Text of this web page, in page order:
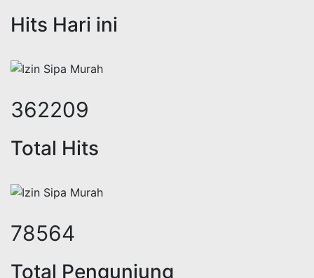
Hits Hari ini
482946
Total Hits
104855
Total Pengunjung